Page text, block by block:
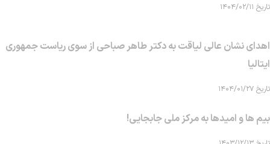
تاریخ ۱۴۰۴/۰۲/۱۱
اهدای نشان عالی لیاقت به دکتر طاهر صباحی از سوی ریاست جمهوری
ایتالیا
تاریخ ۱۴۰۴/۰۱/۲۷
بیم ها و امیدها به مرکز ملی جابجایی!